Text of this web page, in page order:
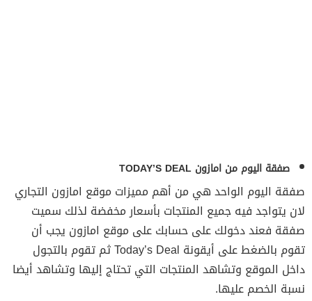
صفقة اليوم من امازون TODAY’S DEAL
صفقة اليوم الواحد هي من أهم مميزات موقع امازون التجاري
لان يتواجد فيه جميع المنتجات بأسعار مخفضة لذلك سميت
صفقة فعند دخولك على حسابك على موقع امازون يجب أن
تقوم بالضغط على أيقونة Today’s Deal ثم تقوم بالتجول
داخل الموقع وتشاهد المنتجات التي تحتاج إليها وتشاهد أيضا
نسبة الخصم عليها.